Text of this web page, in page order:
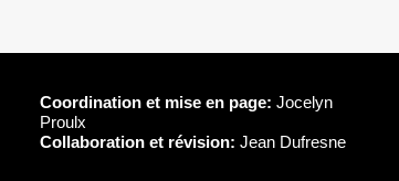
Coordination et mise en page: Jocelyn
Proulx
Collaboration et révision: Jean Dufresne